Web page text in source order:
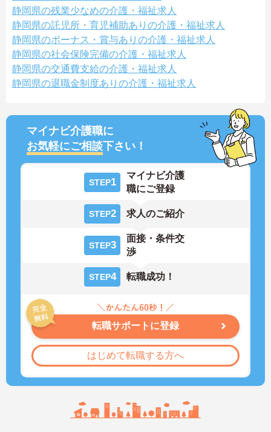
静岡県の残業少なめの介護・福祉求人
静岡県の託児所・育児補助ありの介護・福祉求人
静岡県のボーナス・賞与ありの介護・福祉求人
静岡県の社会保険完備の介護・福祉求人
静岡県の交通費支給の介護・福祉求人
静岡県の退職金制度ありの介護・福祉求人
マイナビ介護職に
お気軽にご相談下さい！
STEP1
マイナビ介護
職にご登録
STEP2 求人のご紹介
STEP3
面接・条件交
渉
STEP4 転職成功！
転職サポートに登録
はじめて転職する方へ